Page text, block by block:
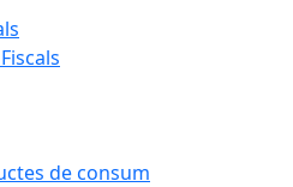
de consum